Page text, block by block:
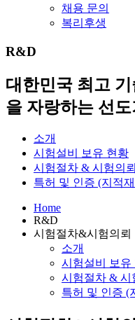
채용 문의
복리후생
R&D
대한민국 최고
을 자랑하는 선도
소개
시험설비 보유 현황
시험절차 & 시험의뢰
특허 및 인증 (지적
Home
R&D
시험절차&시험의뢰
소개
시험설비 보유
시험절차 & 시
특허 및 인증 (